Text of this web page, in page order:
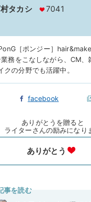
タカシ 7041
［ポンジー］
務をこなしながら、CM、
クの分野でも活躍中。
facebook
ありがとうを贈ると
ライターさんの励みになり
事を読む